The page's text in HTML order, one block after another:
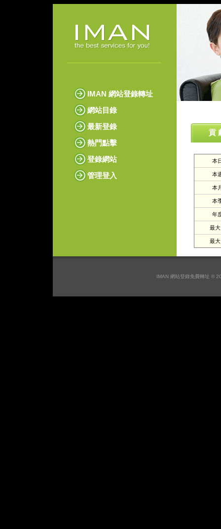
IMAN 網站登錄轉址
網站目錄
最新登錄
熱門點擊
登錄網站
管理登入
貢
本
本
本
本
年
最
最
IMAN 網站登錄免費轉址 ©